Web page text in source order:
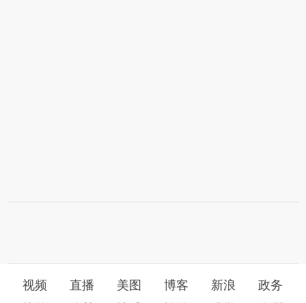
视频 直播 美图 博客 新浪
政务